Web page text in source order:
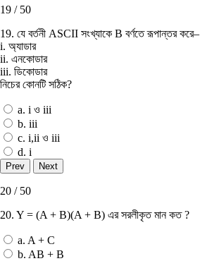
19 / 50
19. যে বর্তনী ASCII সংখ্যাকে B বর্ণতে রূপান্তর করে–
i. অ্যাডার
ii. এনকোডার
iii. ডিকোডার
নিচের কোনটি সঠিক?
a. i ও iii
b. iii
c. i,ii ও iii
d. i
20 / 50
20. Y = (A + B)(A + B) এর সরলীকৃত মান কত ?
a. A + C
b. AB + B